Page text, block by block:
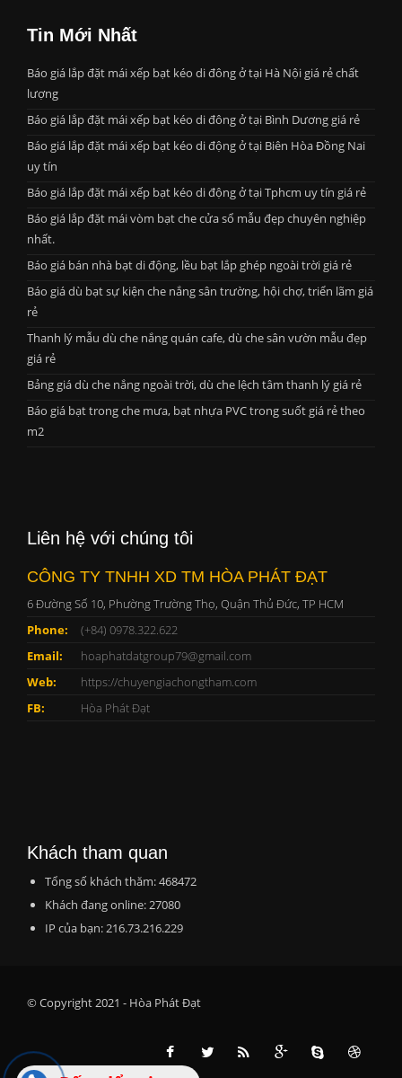
Tin Mới Nhất
Báo giá lắp đặt mái xếp bạt kéo di đông ở tại Hà Nội giá rẻ chất
lượng
Báo giá lắp đặt mái xếp bạt kéo di đông ở tại Bình Dương giá rẻ
Báo giá lắp đặt mái xếp bạt kéo di động ở tại Biên Hòa Đồng Nai
uy tín
Báo giá lắp đặt mái xếp bạt kéo di động ở tại Tphcm uy tín giá rẻ
Báo giá lắp đặt mái vòm bạt che cửa sổ mẫu đẹp chuyên nghiệp
nhất.
Báo giá bán nhà bạt di động, lều bạt lắp ghép ngoài trời giá rẻ
Báo giá dù bạt sự kiện che nắng sân trường, hội chợ, triển lãm giá
rẻ
Thanh lý mẫu dù che nắng quán cafe, dù che sân vườn mẫu đẹp
giá rẻ
Bảng giá dù che nắng ngoài trời, dù che lệch tâm thanh lý giá rẻ
Báo giá bạt trong che mưa, bạt nhựa PVC trong suốt giá rẻ theo
m2
Liên hệ với chúng tôi
CÔNG TY TNHH XD TM HÒA PHÁT ĐẠT
6 Đường Số 10, Phường Trường Thọ, Quận Thủ Đức, TP HCM
Phone:
(+84) 0978.322.622
Email:
hoaphatdatgroup79@gmail.com
Web:
https://chuyengiachongtham.com
FB:
Hòa Phát Đạt
Khách tham quan
Tổng số khách thăm: 468472
Khách đang online: 27080
IP của bạn: 216.73.216.229
© Copyright 2021 - Hòa Phát Đạt